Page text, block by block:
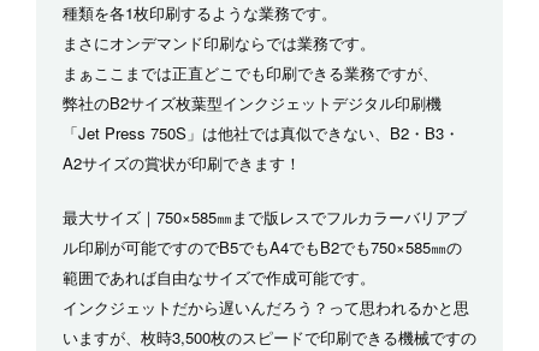
種類を各1枚印刷するような業務です。
まさにオンデマンド印刷ならでは業務です。
まぁここまでは正直どこでも印刷できる業務ですが、
弊社のB2サイズ枚葉型インクジェットデジタル印刷機
「Jet Press 750S」は他社では真似できない、B2・B3・
A2サイズの賞状が印刷できます！
最大サイズ｜750×585㎜まで版レスでフルカラーバリアブ
ル印刷が可能ですのでB5でもA4でもB2でも750×585㎜の
範囲であれば自由なサイズで作成可能です。
インクジェットだから遅いんだろう？って思われるかと思
いますが、枚時3,500枚のスピードで印刷できる機械ですの